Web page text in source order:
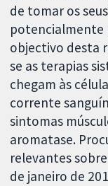
de tomar os
potencialmente
objectivo desta
se as terapias
chegam às
corrente
sintomas
aromatase.
relevantes
de janeiro de